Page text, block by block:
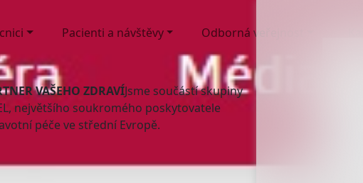
Pacienti a návštěvy Odborná veřejnost
VAŠEHO ZDRAVÍJsme součástí skupiny
největšího soukromého poskytovatele
péče ve střední Evropě.